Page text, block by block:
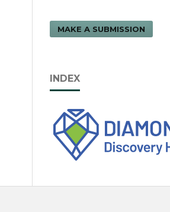
MAKE A SUBMISSION
INDEX